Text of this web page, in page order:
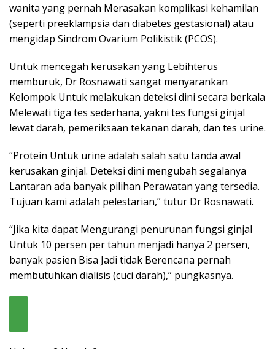
wanita yang pernah Merasakan komplikasi kehamilan
(seperti preeklampsia dan diabetes gestasional) atau
mengidap Sindrom Ovarium Polikistik (PCOS).
Untuk mencegah kerusakan yang Lebihterus
memburuk, Dr Rosnawati sangat menyarankan
Kelompok Untuk melakukan deteksi dini secara berkala
Melewati tiga tes sederhana, yakni tes fungsi ginjal
lewat darah, pemeriksaan tekanan darah, dan tes urine.
“Protein Untuk urine adalah salah satu tanda awal
kerusakan ginjal. Deteksi dini mengubah segalanya
Lantaran ada banyak pilihan Perawatan yang tersedia.
Tujuan kami adalah pelestarian,” tutur Dr Rosnawati.
“Jika kita dapat Mengurangi penurunan fungsi ginjal
Untuk 10 persen per tahun menjadi hanya 2 persen,
banyak pasien Bisa Jadi tidak Berencana pernah
membutuhkan dialisis (cuci darah),” pungkasnya.